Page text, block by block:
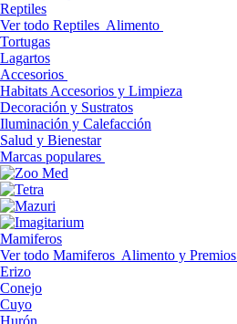
Reptiles
Ver todo Reptiles Alimento
Tortugas
Lagartos
Accesorios
Habitats Accesorios y Limpieza
Decoración y Sustratos
Iluminación y Calefacción
Salud y Bienestar
Marcas populares
Mamiferos
Ver todo Mamiferos Alimento y Premios
Erizo
Conejo
Cuyo
Hurón